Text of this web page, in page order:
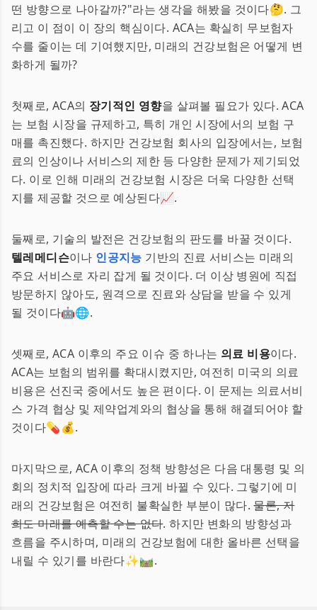
떤 방향으로 나아갈까?"라는 생각을 해봤을 것이다🤔. 그
리고 이 점이 이 장의 핵심이다. ACA는 확실히 무보험자
수를 줄이는 데 기여했지만, 미래의 건강보험은 어떻게 변
화하게 될까?
첫째로, ACA의 장기적인 영향을 살펴볼 필요가 있다. ACA
는 보험 시장을 규제하고, 특히 개인 시장에서의 보험 구
매를 촉진했다. 하지만 건강보험 회사의 입장에서는, 보험
료의 인상이나 서비스의 제한 등 다양한 문제가 제기되었
다. 이로 인해 미래의 건강보험 시장은 더욱 다양한 선택
지를 제공할 것으로 예상된다📈.
둘째로, 기술의 발전은 건강보험의 판도를 바꿀 것이다.
텔레메디슨이나 인공지능 기반의 진료 서비스는 미래의
주요 서비스로 자리 잡게 될 것이다. 더 이상 병원에 직접
방문하지 않아도, 원격으로 진료와 상담을 받을 수 있게
될 것이다🤖🌐.
셋째로, ACA 이후의 주요 이슈 중 하나는 의료 비용이다.
ACA는 보험의 범위를 확대시켰지만, 여전히 미국의 의료
비용은 선진국 중에서도 높은 편이다. 이 문제는 의료서비
스 가격 협상 및 제약업계와의 협상을 통해 해결되어야 할
것이다💊💰.
마지막으로, ACA 이후의 정책 방향성은 다음 대통령 및 의
회의 정치적 입장에 따라 크게 바뀔 수 있다. 그렇기에 미
래의 건강보험은 여전히 불확실한 부분이 많다.물론, 저
희도 미래를 예측할 수는 없다. 하지만 변화의 방향성과
흐름을 주시하며, 미래의 건강보험에 대한 올바른 선택을
내릴 수 있기를 바란다✨🛤.